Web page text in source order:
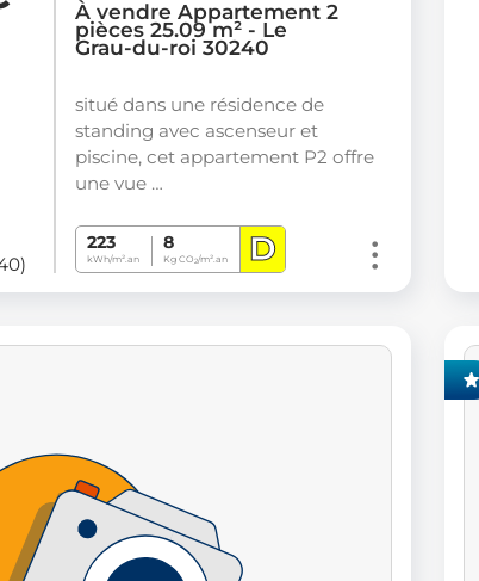
À vendre Appartement 2
pièces 25.09 m² - Le
Grau-du-roi 30240
situé dans une résidence de
standing avec ascenseur et
piscine, cet appartement P2 offre
une vue …
223
kWh/m².an
8
Kg CO2/m².an D